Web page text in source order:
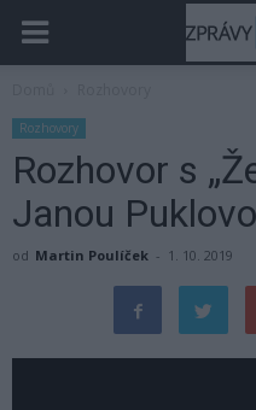
Rozhovory
Rozhovor s
Janou
od Martin Poulíček - 1. 10. 2019